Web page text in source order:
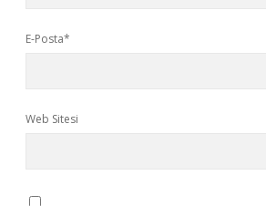
E-Posta*
Web Sitesi